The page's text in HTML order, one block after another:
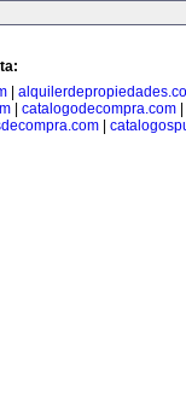
catalogodecompra.com